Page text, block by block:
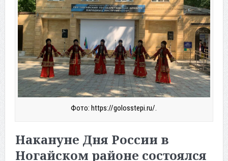
Фото: https://golosstepi.ru/.
Накануне Дня России в
Ногайском районе состоялся